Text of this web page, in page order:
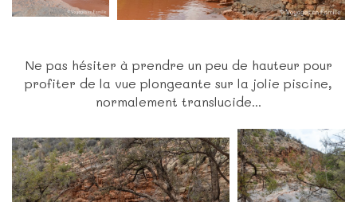
Ne pas hésiter à prendre un peu de hauteur pour
profiter de la vue plongeante sur la jolie piscine,
normalement translucide...